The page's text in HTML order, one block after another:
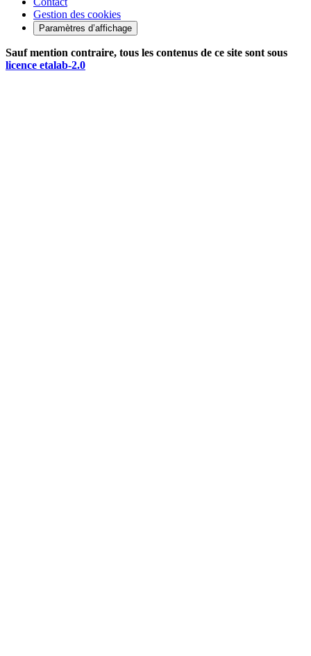
Gestion des cookies
Paramètres d’affichage
Sauf mention contraire, tous les contenus de ce site sont sous
licence etalab-2.0